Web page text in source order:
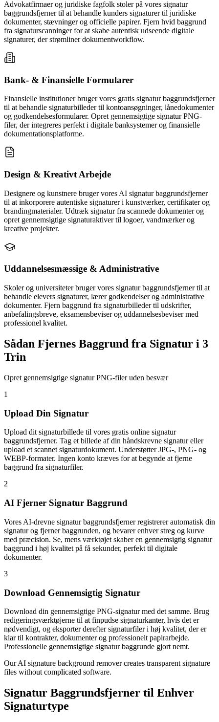
Advokatfirmaer og juridiske fagfolk stoler på vores signatur
baggrundsfjerner til at behandle kunders signaturer til juridiske
dokumenter, stævninger og officielle papirer. Fjern hvid baggrund
fra signaturscanninger for at skabe autentisk udseende digitale
signaturer, der strømliner dokumentworkflow.
Bank- & Finansielle Formularer
Finansielle institutioner bruger vores gratis signatur baggrundsfjerner
til at behandle signaturbilleder til kontoansøgninger, lånedokumenter
og godkendelsesformularer. Opret gennemsigtige signatur PNG-
filer, der integreres perfekt i digitale banksystemer og finansielle
dokumentationsplatforme.
Design & Kreativt Arbejde
Designere og kunstnere bruger vores AI signatur baggrundsfjerner
til at inkorporere autentiske signaturer i kunstværker, certifikater og
brandingmaterialer. Udtræk signatur fra scannede dokumenter og
opret gennemsigtige signaturaktiver til logoer, vandmærker og
kreative projekter.
Uddannelsesmæssige & Administrative
Skoler og universiteter bruger vores signatur baggrundsfjerner til at
behandle elevers signaturer, lærer godkendelser og administrative
dokumenter. Fjern baggrund fra signaturbilleder til udskrifter,
anbefalingsbreve, eksamensbeviser og uddannelsesbeviser med
professionel kvalitet.
Sådan Fjernes Baggrund fra Signatur i 3
Trin
Opret gennemsigtige signatur PNG-filer uden besvær
1
Upload Din Signatur
Upload dit signaturbillede til vores gratis online signatur
baggrundsfjerner. Tag et billede af din håndskrevne signatur eller
upload et scannet signaturdokument. Understøtter JPG-, PNG- og
WEBP-formater. Ingen konto kræves for at begynde at fjerne
baggrund fra signaturfiler.
2
AI Fjerner Signatur Baggrund
Vores AI-drevne signatur baggrundsfjerner registrerer automatisk din
signatur og fjerner baggrunden, og bevarer enhver streg og kurve
med præcision. Se, mens værktøjet skaber en gennemsigtig signatur
baggrund i høj kvalitet på få sekunder, perfekt til digitale
dokumenter.
3
Download Gennemsigtig Signatur
Download din gennemsigtige PNG-signatur med det samme. Brug
redigeringsværktøjerne til at finpudse signaturkanter, hvis det er
nødvendigt, og eksporter derefter signaturfiler i høj kvalitet, der er
klar til kontrakter, dokumenter og professionelt papirarbejde.
Professionelle gennemsigtige signatur baggrunde gjort nemt.
Our AI signature background remover creates transparent signature
files without complicated software.
Signatur Baggrundsfjerner til Enhver
Signaturtype